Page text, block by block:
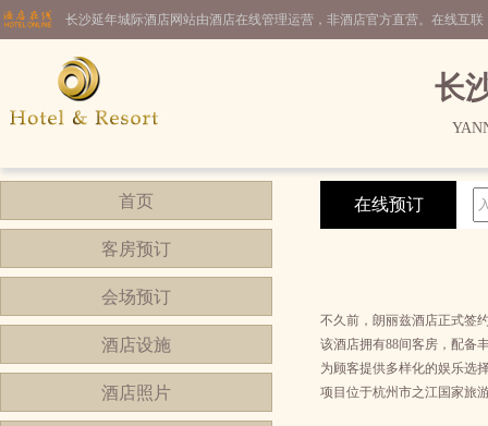
长沙延年城际酒店网站由酒店在线管理运营，非酒店官方直营。在线互
长
首页
客房预订
会场预订
酒店设施
酒店照片
在线预订
不久前，朗丽兹酒店正式签
该酒店拥有88间客房，配备
为顾客提供多样化的娱乐选
项目位于杭州市之江国家旅